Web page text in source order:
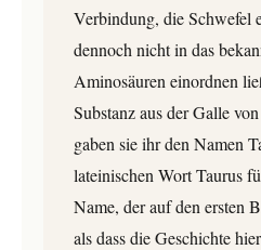
Verbindung, die Schwefel
dennoch nicht in das
Aminosäuren einordnen
Substanz aus der Galle
gaben sie ihr den Namen
lateinischen Wort Taurus
Name, der auf den ersten
als dass die Geschichte